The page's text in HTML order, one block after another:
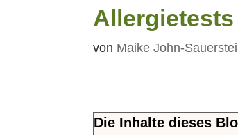
von Maike John-
Die Inhalte dieses